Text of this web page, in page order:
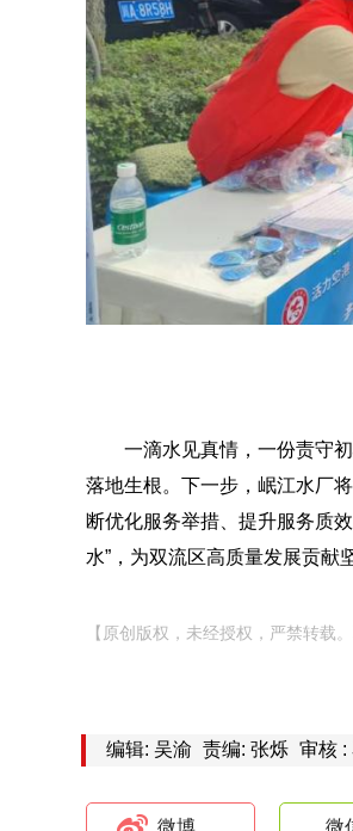
一滴水见真情，一份责守
落地生根。下一步，岷江水厂
断优化服务举措、提升服务质
水”，为双流区高质量发展贡献
【原创版权，未经授权，严禁转载
编辑: 吴渝 责编: 张烁 审核 :
微博 微